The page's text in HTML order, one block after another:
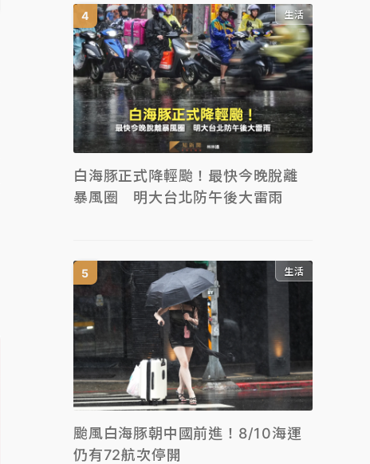
生活
白海豚正式降輕颱！最快今晚脫離
暴風圈 明大台北防午後大雷雨
生活
颱風白海豚朝中國前進！8/10海運
仍有72航次停開